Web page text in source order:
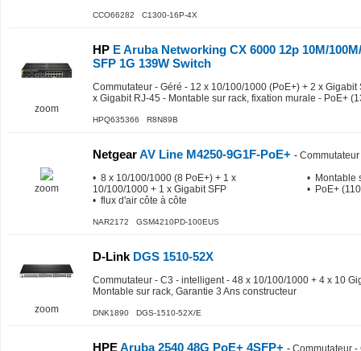
CCO66282 C1300-16P-4X
zoom
HP E Aruba Networking CX 6000 12p 10M/
SFP 1G 139W Switch
Commutateur - Géré - 12 x 10/100/1000 (PoE+) + 2 x
x Gigabit RJ-45 - Montable sur rack, fixation murale - PoE+
HPQ635366 R8N89B
zoom
NetgearAV Line M4250-9G1F-PoE+ -
• 8 x 10/100/1000 (8 PoE+) + 1 x
10/100/1000 + 1 x Gigabit SFP
• flux d'air côte à côte
• Montable
• PoE+
NAR2172 GSM4210PD-100EUS
zoom
D-Link DGS 1510-52X
Commutateur - C3 - intelligent - 48 x 10/100/1000 + 4 x 10
Montable sur rack, Garantie 3 Ans constructeur
DNK1890 DGS-1510-52X/E
HPEAruba 2540 48G PoE+ 4SFP+ - Commutateur -